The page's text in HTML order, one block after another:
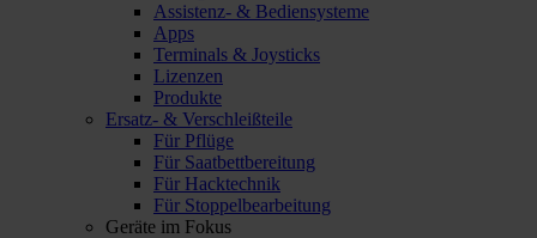
Assistenz- & Bediensysteme
Apps
Terminals & Joysticks
Lizenzen
Produkte
Ersatz- & Verschleißteile
Für Pflüge
Für Saatbettbereitung
Für Hacktechnik
Für Stoppelbearbeitung
Geräte im Fokus